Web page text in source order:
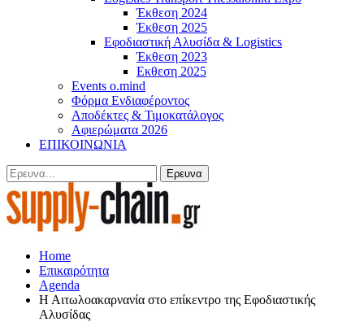
Έκθεση 2024
Έκθεση 2025
Εφοδιαστική Αλυσίδα & Logistics
Έκθεση 2023
Εκθεση 2025
Events o.mind
Φόρμα Ενδιαφέροντος
Αποδέκτες & Τιμοκατάλογος
Αφιερώματα 2026
ΕΠΙΚΟΙΝΩΝΙΑ
Home
Επικαιρότητα
Agenda
Η Αιτωλοακαρνανία στο επίκεντρο της Εφοδιαστικής
Αλυσίδας